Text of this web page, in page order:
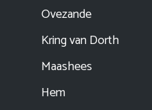
Ovezande
Kring van Dorth
Maashees
Hem